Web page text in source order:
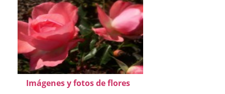
Imágenes y fotos de flores